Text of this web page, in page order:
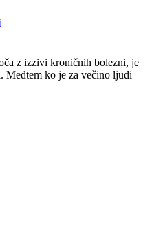
z izzivi kroničnih bolezni, je
Medtem ko je za večino ljudi